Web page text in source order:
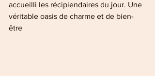
accueilli les récipiendaires du jour. Une
véritable oasis de charme et de bien-
être